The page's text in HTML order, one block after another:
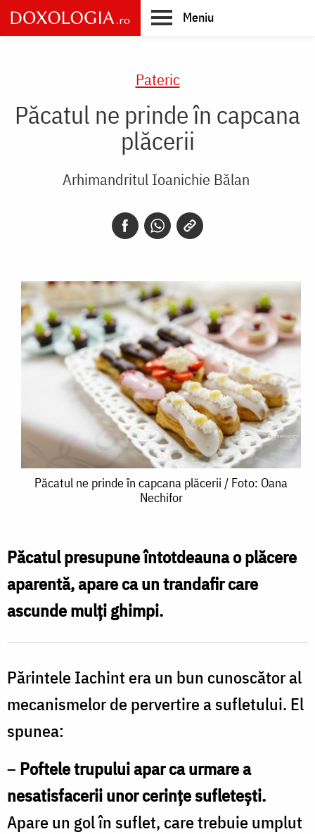
Skip
to
main
Meniu
Pateric
Păcatul ne prinde în capcana
plăcerii
Arhimandritul Ioanichie Bălan
Păcatul
în
capcana
plăcerii
Oana
Nechifor
Păcatul ne prinde în capcana plăcerii / Foto: Oana
Nechifor
Păcatul presupune întotdeauna o plăcere
aparentă, apare ca un trandafir care
ascunde mulți ghimpi.
Părintele Iachint era un bun cunoscător al
mecanismelor de pervertire a sufletului. El
spunea:
– Poftele trupului apar ca urmare a
nesatisfacerii unor cerinţe sufleteşti.
Apare un gol în suflet, care trebuie umplut